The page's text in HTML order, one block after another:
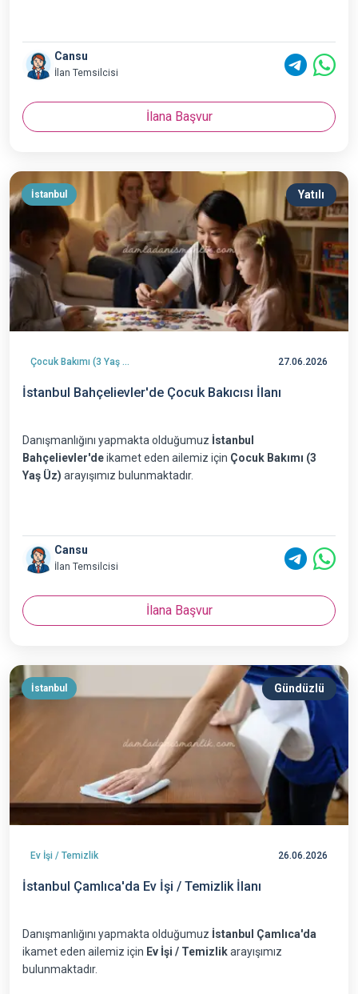
Cansu
İlan Temsilcisi
İlana Başvur
İstanbul Yatılı
Çocuk Bakımı (3 Yaş Üz) 27.06.2026
İstanbul Bahçelievler'de Çocuk Bakıcısı İlanı
Danışmanlığını yapmakta olduğumuz İstanbul
Bahçelievler'deikamet eden ailemiz için Çocuk Bakımı (3
Yaş Üz) arayışımız bulunmaktadır.
Cansu
İlan Temsilcisi
İlana Başvur
İstanbul Gündüzlü
Ev İşi / Temizlik 26.06.2026
İstanbul Çamlıca'da Ev İşi / Temizlik İlanı
Danışmanlığını yapmakta olduğumuz
İstanbul Çamlıca'da
ikamet eden ailemiz için Ev İşi / Temizlikarayışımız
bulunmaktadır.